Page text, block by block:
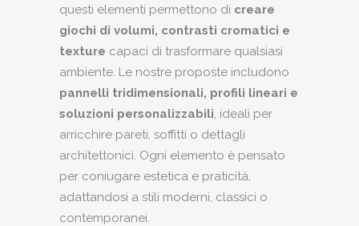
questi elementi permettono di creare
giochi di volumi, contrasti cromatici e
texture capaci di trasformare qualsiasi
ambiente. Le nostre proposte includono
pannelli tridimensionali, profili lineari e
soluzioni personalizzabili, ideali per
arricchire pareti, soffitti o dettagli
architettonici. Ogni elemento è pensato
per coniugare estetica e praticità,
adattandosi a stili moderni, classici o
contemporanei.